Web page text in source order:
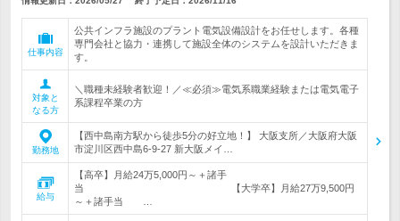
仕事内容
公共インフラ施設のプラント電気設備設計をお任せします。各種
専門会社と協力・連携して施設全体のシステムを設計いただきま
す。
対象と
なる方
＼職種未経験者歓迎！／≪必須≫電気系職業経験または電気電子
系課程卒業の方
勤務地
【西中島南方駅から徒歩5分の好立地！】 大阪支所／大阪府大阪
市淀川区西中島6-9-27 新大阪メイ…
給与
【高卒】月給24万5,000円～＋諸手
当 【大学卒】月給27万9,500円
～＋諸手当 …